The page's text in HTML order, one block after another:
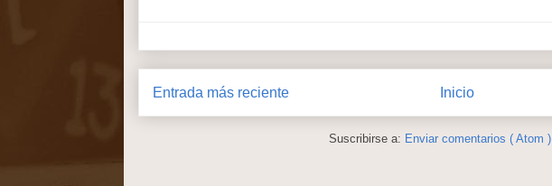
Entrada más reciente Inicio
Suscribirse a: Enviar comentarios ( Atom )